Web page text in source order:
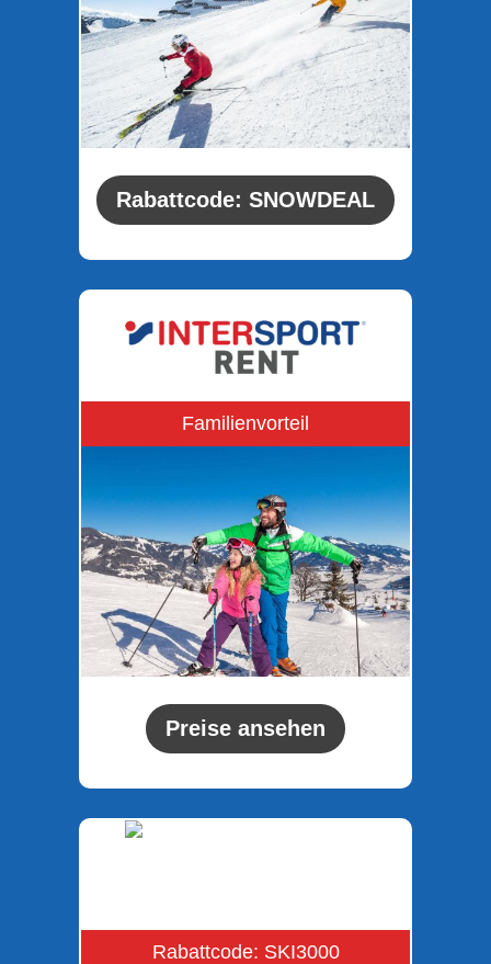
Rabattcode: SNOWDEAL
Familienvorteil
Preise ansehen
Rabattcode: SKI3000